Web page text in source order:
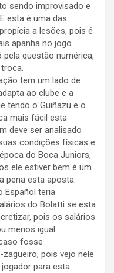
sendo improvisado e
esta é uma das
a lesões, pois é
apanha no jogo.
questão numérica,
tem um lado de
ao clube e a
tendo o Guiñazu e o
mais fácil esta
deve ser analisado
condições físicas e
do Boca Juniors,
ele estiver bem é um
pena esta aposta.
Español teria
do Bolatti se esta
pois os salários
menos igual.
fosse
pois vejo nele
para esta